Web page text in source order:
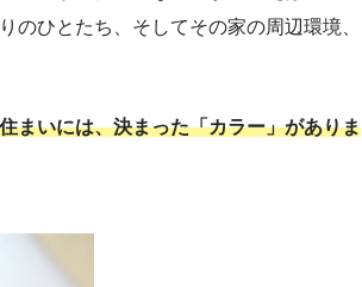
のひとたち、そしてその家の周辺環境、
まいには、決まった「カラー」がありま